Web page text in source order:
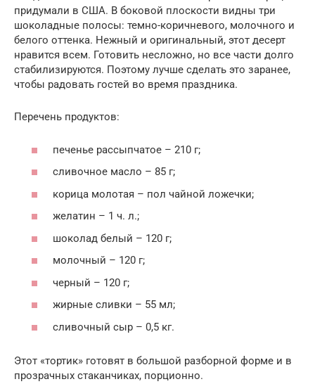
придумали в США. В боковой плоскости видны три
шоколадные полосы: темно-коричневого, молочного и
белого оттенка. Нежный и оригинальный, этот десерт
нравится всем. Готовить несложно, но все части долго
стабилизируются. Поэтому лучше сделать это заранее,
чтобы радовать гостей во время праздника.
Перечень продуктов:
печенье рассыпчатое – 210 г;
сливочное масло – 85 г;
корица молотая – пол чайной ложечки;
желатин – 1 ч. л.;
шоколад белый – 120 г;
молочный – 120 г;
черный – 120 г;
жирные сливки – 55 мл;
сливочный сыр – 0,5 кг.
Этот «тортик» готовят в большой разборной форме и в
прозрачных стаканчиках, порционно.